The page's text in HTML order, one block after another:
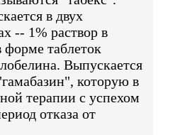
в двух
-- 1% раствор в
таблеток
Выпускается
которую в
терапии с успехом
отказа от